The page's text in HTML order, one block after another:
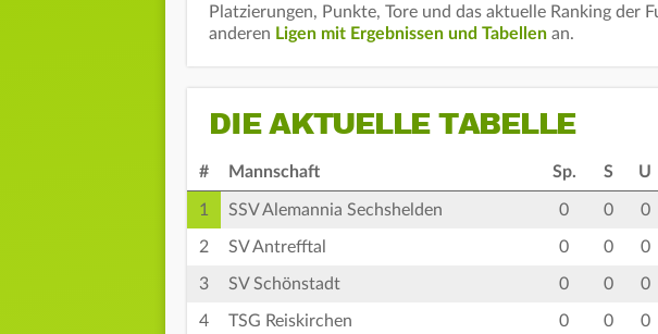
Platzierungen, Punkte, Tore und das aktuelle Ranking der
anderen Ligen mit Ergebnissen und Tabellen an.
DIE AKTUELLE TABELLE
# Mannschaft Sp. S U
1 SSV Alemannia Sechshelden 0 0 0
2 SV Antrefftal 0 0 0
3 SV Schönstadt 0 0 0
4 TSG Reiskirchen 0 0 0